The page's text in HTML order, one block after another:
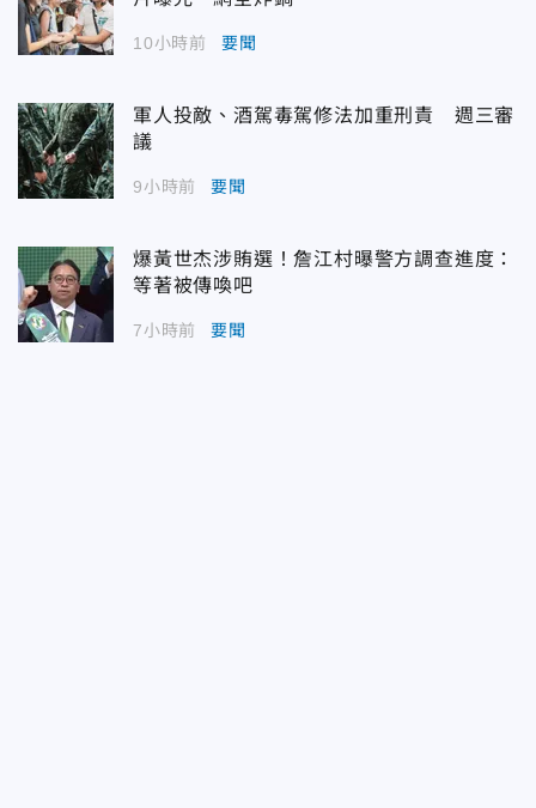
10小時前 要聞
軍人投敵、酒駕毒駕修法加重刑責 週三審
議
9小時前 要聞
爆黃世杰涉賄選！詹江村曝警方調查進度：
等著被傳喚吧
7小時前 要聞